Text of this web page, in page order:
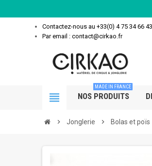
Contactez-nous au +33(0) 4 75 34 66 43
Par email : contact@cirkao.fr
view_headline NOS PRODUITS
MADE IN FRANCE
chevron_right Jonglerie chevron_right Bolas et poïs